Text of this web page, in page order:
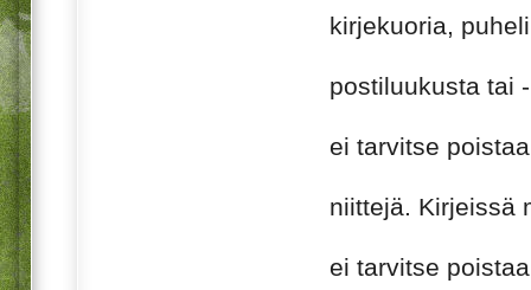
kirjekuoria,
postiluukusta tai
ei tarvitse
niittejä. Kirjeissä
ei tarvitse